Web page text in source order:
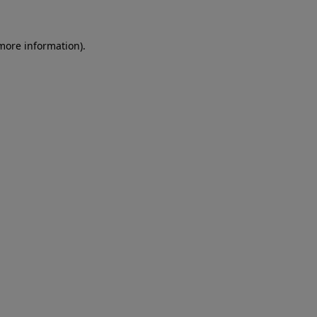
information).